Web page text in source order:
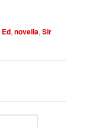
Ed,novella,Sir